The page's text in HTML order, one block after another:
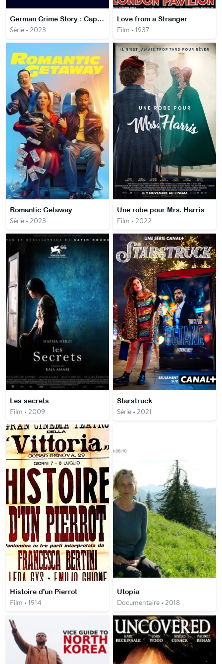
German Crime Story : Captives
Série • 2023
Love from a Stranger
Film • 1937
Romantic Getaway
Série • 2023
Une robe pour Mrs. Harris
Film • 2022
Les secrets
Film • 2009
Starstruck
Série • 2021
Histoire d'un Pierrot
Film • 1914
Utopia
Documentaire • 2018